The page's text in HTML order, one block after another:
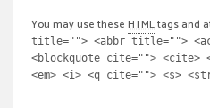
You may use these HTMLtags and
title=""> <abbr title="">
<blockquote cite=""> <cite>
<em> <i> <q cite=""> <s>